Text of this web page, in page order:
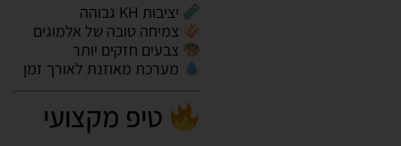
יציבות KH גבוהה
צמיחה טובה של אלמוגים
צבעים חזקים יותר
מערכת מאוזנת לאורך זמן
טיפ מקצועי